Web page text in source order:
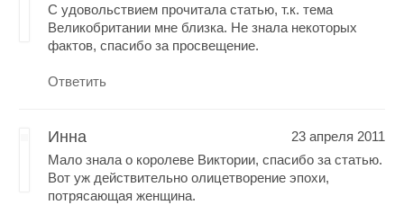
С удовольствием прочитала статью, т.к. тема
Великобритании мне близка. Не знала некоторых
фактов, спасибо за просвещение.
Ответить
Инна
23 апреля 2011
Мало знала о королеве Виктории, спасибо за статью.
Вот уж действительно олицетворение эпохи,
потрясающая женщина.